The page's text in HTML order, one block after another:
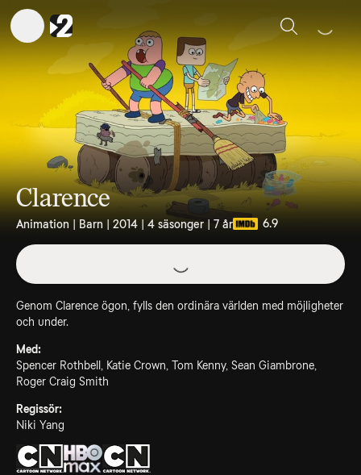
Sök
Clarence
Animation | Barn | 2014 | 4 säsonger | 7 år 6.9
Genom Clarence ögon, fylls den ordinära världen med möjligheter
och under.
Med:
Spencer Rothbell, Katie Crown, Tom Kenny, Sean Giambrone,
Roger Craig Smith
Regissör:
Niki Yang